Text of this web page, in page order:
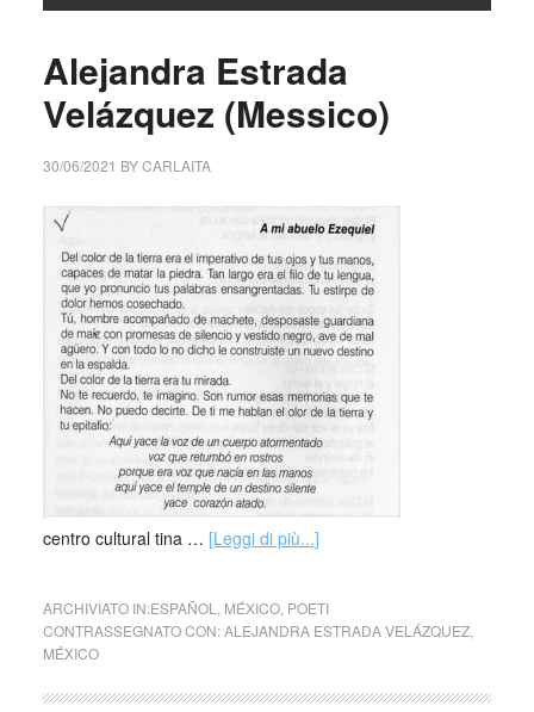
Alejandra Estrada
Velázquez (Messico)
30/06/2021 BYCARLAITA
centro cultural tina … [Leggi di più...]
ARCHIVIATO IN:ESPAÑOL MÉXICO, POETI
CONTRASSEGNATO CON:ALEJANDRA ESTRADA VELÁZQUEZ,
MÉXICO